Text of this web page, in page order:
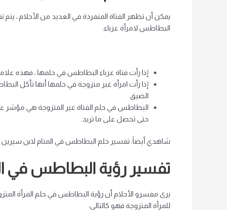
يمكن أن تظهر الفتاة المنفردة في العديد من الأحلام ،
البطاطس لامرأة عزباء:
إذا رأت فتاة عزباء البطاطس في حلمها ، فهذه
إذا رأت امرأة غير متزوجة في حلمها أنها تأكل
الضيق.
البطاطس في حلم الفتاة غير المتزوجة هي مؤشر
حتى تحصل على ما تريد.
شاهدي أيضاً: تفسير حلم البطاطس في المنام لابن سيرين
تفسير رؤية البطاطس في
يرى مفسرو الأحلام أن رؤية البطاطس في حلم المرأة
للمرأة المتزوجة فهو كالتالي: